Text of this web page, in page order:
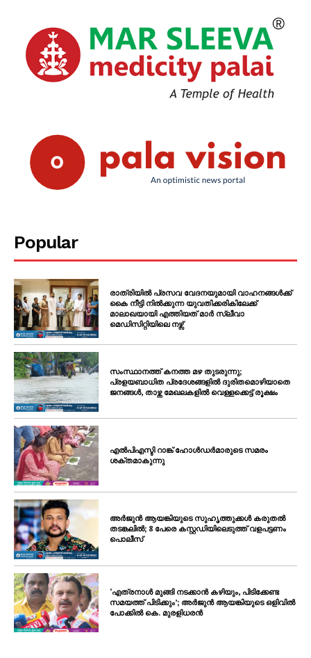
Popular
രാത്രിയിൽ പ്രസവ വേദനയുമായി വാഹനങ്ങൾക്ക്
കൈ നീട്ടി നിൽക്കുന്ന യുവതിക്കരികിലേക്ക്
മാലാഖയായി എത്തിയത് മാർ സ്ലീവാ
മെഡിസിറ്റിയിലെ നഴ്സ്
സംസ്ഥാനത്ത് കനത്ത മഴ തുടരുന്നു;
പ്രളയബാധിത പ്രദേശങ്ങളിൽ ദുരിതമൊഴിയാതെ
ജനങ്ങൾ, താഴ്ന്ന മേഖലകളിൽ വെള്ളക്കെട്ട് രൂക്ഷം
എൽപിഎസ്ടി റാങ്ക് ഹോൾഡർമാരുടെ സമരം
ശക്തമാകുന്നു
അർജുൻ ആയങ്കിയുടെ സുഹൃത്തുക്കൾ കരുതൽ
തടങ്കലിൽ; 8 പേരെ കസ്റ്റഡിയിലെടുത്ത് വളപട്ടണം
പൊലീസ്
‘എത്രനാൾ മുങ്ങി നടക്കാൻ കഴിയും, പിടിക്കേണ്ട
സമയത്ത് പിടിക്കും’; അർജുൻ ആയങ്കിയുടെ ഒളിവിൽ
പോക്കിൽ കെ. മുരളിധരൻ